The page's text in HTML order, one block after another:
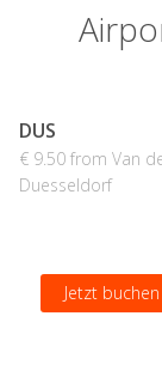
DUS
€ 9.50 from Van
Duesseldorf
Jetzt buchen